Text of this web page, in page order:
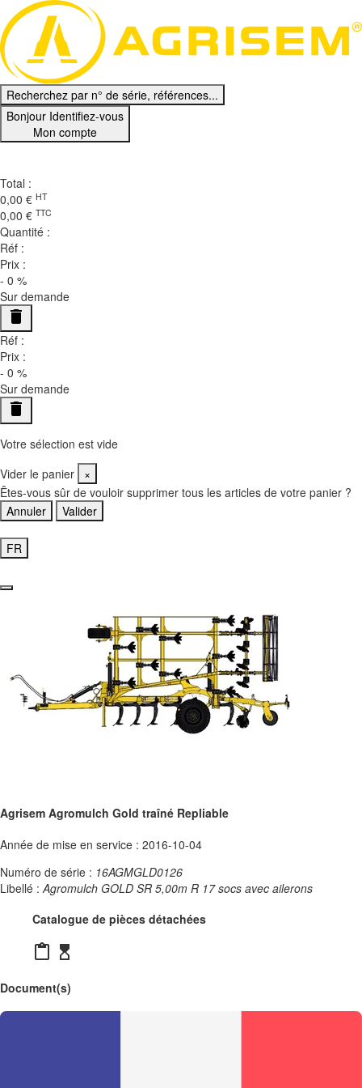
Recherchez par n° de série, références...
Bonjour Identifiez-vous
Mon compte
Total :
0,00 € HT
0,00 € TTC
Quantité :
Réf :
Prix :
- 0 %
Sur demande
delete
Réf :
Prix :
- 0 %
Sur demande
delete
Votre sélection est vide
Vider le panier
×
Êtes-vous sûr de vouloir supprimer tous les articles de votre panier ?
Annuler
Valider
FR
Agrisem Agromulch Gold traîné Repliable
Année de mise en service : 2016-10-04
Numéro de série : 16AGMGLD0126
Libellé : Agromulch GOLD SR 5,00m R 17 socs avec ailerons
Catalogue de pièces détachées
content_paste hourglass_top
Document(s)